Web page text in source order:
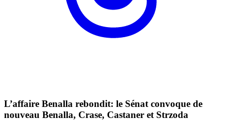
L’affaire Benalla rebondit: le Sénat convoque de
nouveau Benalla, Crase, Castaner et Strzoda